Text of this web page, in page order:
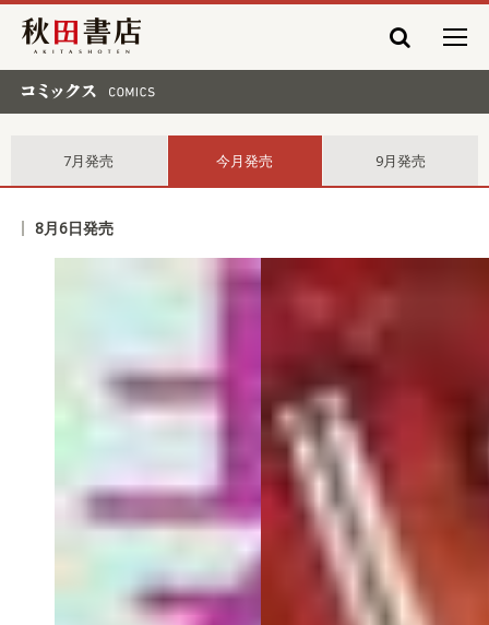
秋田書店
7月発売 今月発売 9月発売
8月6日発売